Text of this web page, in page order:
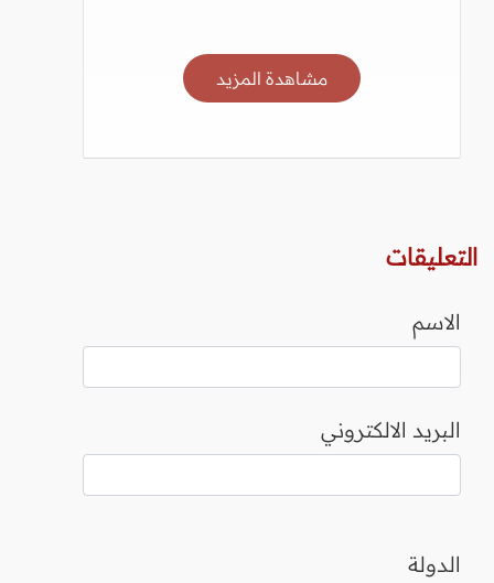
مشاهدة المزيد
التعليقات
الاسم
البريد الالكتروني
الدولة